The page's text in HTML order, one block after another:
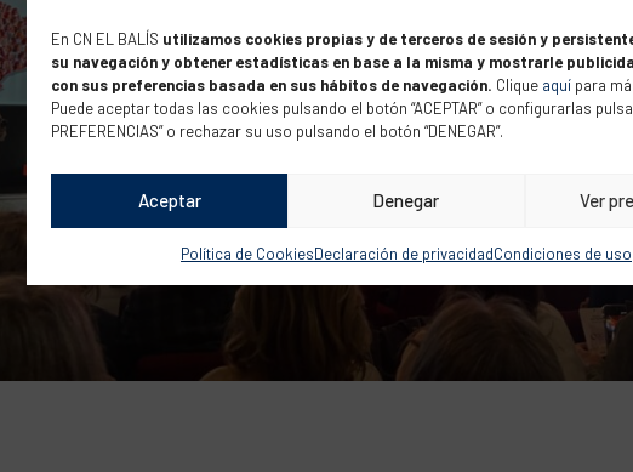
En CN EL BALÍS utilizamos cookies propias y de terceros de sesión y
su navegación y obtener estadísticas en base a la misma y mostrarle
con sus preferencias basada en sus hábitos de navegación. Clique aquí para
Puede aceptar todas las cookies pulsando el botón “ACEPTAR” o configurarlas
PREFERENCIAS” o rechazar su uso pulsando el botón “DENEGAR”.
Aceptar Denegar Ver
Política de CookiesDeclaración de privacidadCondiciones de uso